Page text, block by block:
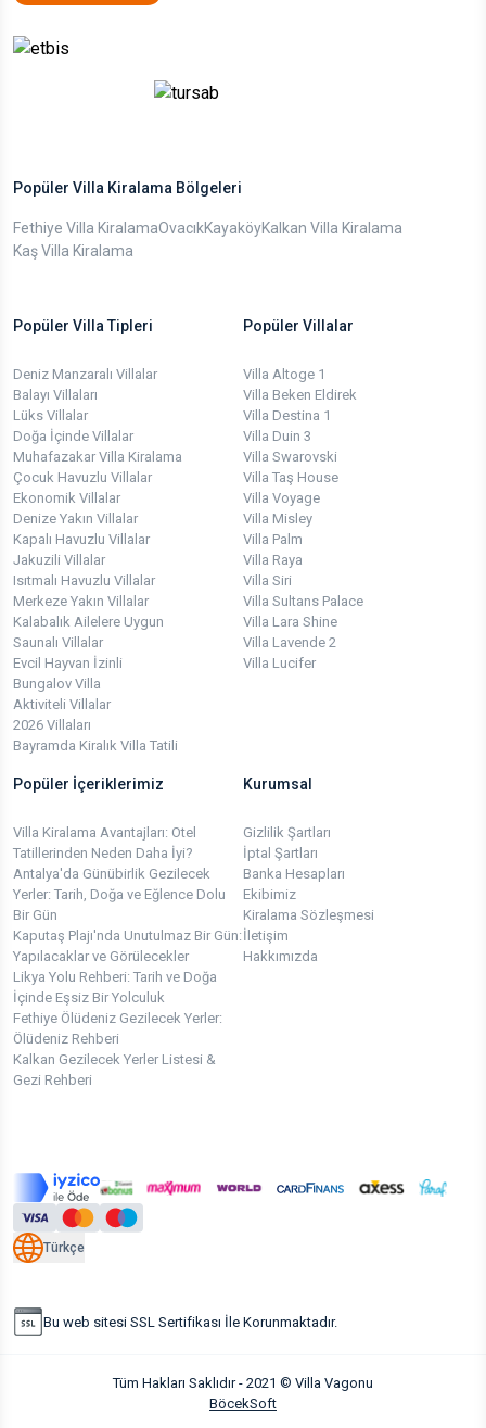
Popüler Villa Kiralama Bölgeleri
Fethiye Villa KiralamaOvacıkKayaköyKalkan Villa Kiralama
Kaş Villa Kiralama
Popüler Villa Tipleri
Deniz Manzaralı Villalar
Balayı Villaları
Lüks Villalar
Doğa İçinde Villalar
Muhafazakar Villa Kiralama
Çocuk Havuzlu Villalar
Ekonomik Villalar
Denize Yakın Villalar
Kapalı Havuzlu Villalar
Jakuzili Villalar
Isıtmalı Havuzlu Villalar
Merkeze Yakın Villalar
Kalabalık Ailelere Uygun
Saunalı Villalar
Evcil Hayvan İzinli
Bungalov Villa
Aktiviteli Villalar
2026 Villaları
Bayramda Kiralık Villa Tatili
Popüler Villalar
Villa Altoge 1
Villa Beken Eldirek
Villa Destina 1
Villa Duin 3
Villa Swarovski
Villa Taş House
Villa Voyage
Villa Misley
Villa Palm
Villa Raya
Villa Siri
Villa Sultans Palace
Villa Lara Shine
Villa Lavende 2
Villa Lucifer
Popüler İçeriklerimiz
Villa Kiralama Avantajları: Otel
Tatillerinden Neden Daha İyi?
Antalya'da Günübirlik Gezilecek
Yerler: Tarih, Doğa ve Eğlence Dolu
Bir Gün
Kaputaş Plajı'nda Unutulmaz Bir Gün:
Yapılacaklar ve Görülecekler
Likya Yolu Rehberi: Tarih ve Doğa
İçinde Eşsiz Bir Yolculuk
Fethiye Ölüdeniz Gezilecek Yerler:
Ölüdeniz Rehberi
Kalkan Gezilecek Yerler Listesi &
Gezi Rehberi
Kurumsal
Gizlilik Şartları
İptal Şartları
Banka Hesapları
Ekibimiz
Kiralama Sözleşmesi
İletişim
Hakkımızda
Türkçe
Bu web sitesi SSL Sertifikası İle Korunmaktadır.
Tüm Hakları Saklıdır - 2021 © Villa Vagonu
BöcekSoft